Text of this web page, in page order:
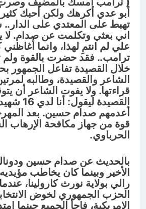
أبو عدي أكرهك ولكن أحبك
تهبط على المعتدي على
اني بعثي وتكلمت عن صدام.
علي لم انتمِ لهذا، وانما
ترامب.. فقد حضرت بالقوة ولم
خلال القصيدة تفاعل الجمهور
الشاعر والقصيدة، وطالبه
قراءتها. ولا يفوت الشاعر أن
القصيدة
أعدمهم صدام حسين. بعد
قوة من جهاز مكافحة الإرهاب
الحرباوي.
بالحديث عن صدام حسين
الأخير وبينما كان يخاطب
رالي بولاية نورث كارولينا،
الحزب الجمهوري لخوض
الامريكية، فاجأ الجميع حينما